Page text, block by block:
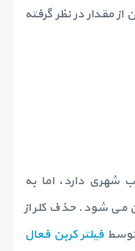
مقدار در نظر گرفته
شهری دارد، اما به
می شود. حذف کلر از
توسطفیلتر کربن فعال